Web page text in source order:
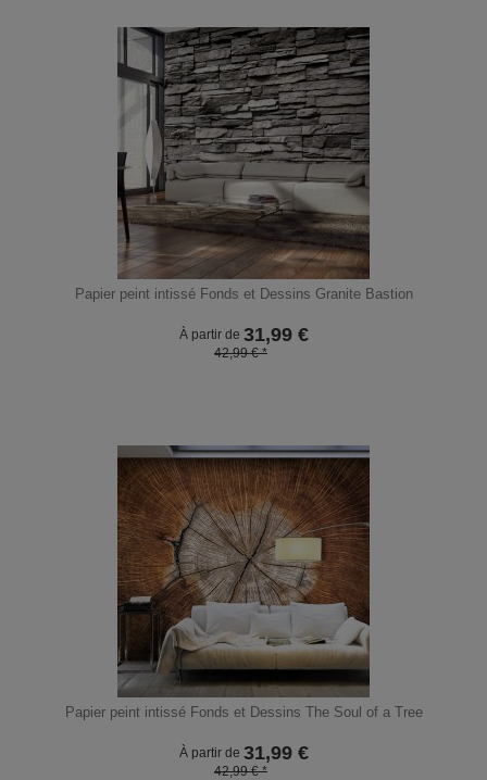
Papier peint intissé Fonds et Dessins Granite Bastion
À partir de 31,99€
42,99 € *
Papier peint intissé Fonds et Dessins The Soul of a Tree
À partir de 31,99€
42,99 € *